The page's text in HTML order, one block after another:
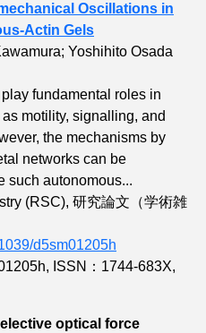
Oscillations in
Actin Gels
Yoshihito Osada
fundamental roles in
motility, signalling, and
the mechanisms by
networks can be
such autonomous...
(RSC), 研究論文（学術雑
d5sm01205h
, ISSN：1744-683X,
optical force